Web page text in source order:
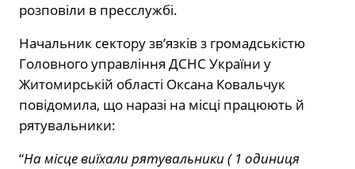
розповіли в пресслужбі.
Начальник сектору зв’язків з громадськістю
Головного управління ДСНС України у
Житомирській області Оксана Ковальчук
повідомила, що наразі на місці працюють й
рятувальники:
“На місце виїхали рятувальники ( 1 одиниця